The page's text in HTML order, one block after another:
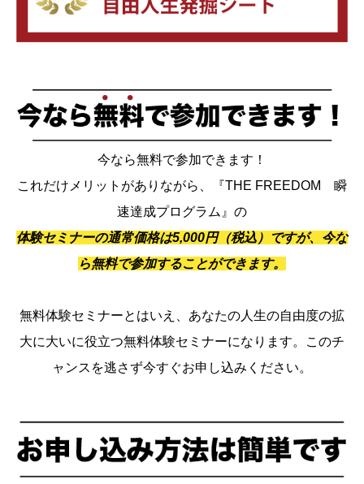
今なら無料で参加できます！
これだけメリットがありながら、『THE FREEDOM 瞬
速達成プログラム』の
体験セミナーの通常価格は5,000円（税込）ですが、今な
ら無料で参加することができます。
無料体験セミナーとはいえ、あなたの人生の自由度の拡
大に大いに役立つ無料体験セミナーになります。このチ
ャンスを逃さず今すぐお申し込みください。